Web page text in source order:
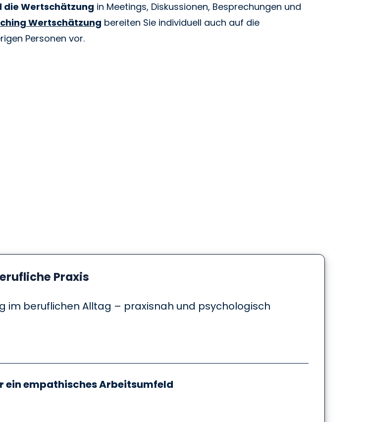
die Wertschätzung in Meetings, Diskussionen, Besprechungen und
Wertschätzung bereiten Sie individuell auch auf die
Personen vor.
Praxis
im beruflichen Alltag – praxisnah und psychologisch
ein empathisches Arbeitsumfeld